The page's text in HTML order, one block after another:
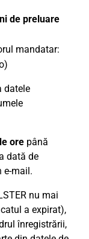
de preluare
mandatar:
datele
ore până
dată de
e-mail.
nu mai
a expirat),
înregistrării,